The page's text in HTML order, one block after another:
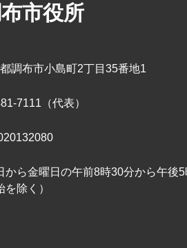
市役所
調布市小島町2丁目35番地1
7111（代表）
から金曜日の午前8時30分から午後
を除く）